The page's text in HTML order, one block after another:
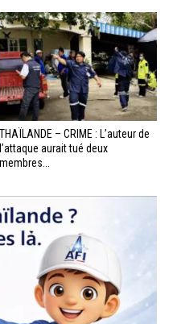
THAÏLANDE – CRIME : L’auteur de
l’attaque aurait tué deux
membres...